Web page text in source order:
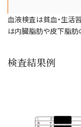
血液検査は貧血・生活
は内臓脂肪や皮下脂肪
検査結果例